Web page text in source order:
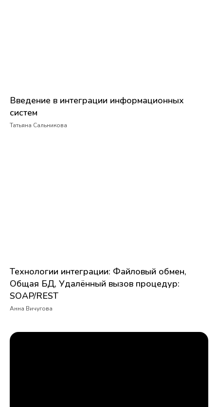
Введение в интеграции информационных
систем
Татьяна Сальникова
Технологии интеграции: Файловый обмен,
Общая БД, Удалённый вызов процедур:
SOAP/REST
Анна Вичугова